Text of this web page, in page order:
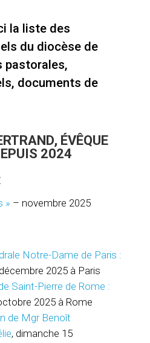
la liste des
du diocèse de
pastorales,
documents de
ÉVÊQUE
2024
» – novembre 2025
Notre-Dame de Paris :
2025 à Paris
Saint-Pierre de Rome :
2025 à Rome
de Mgr Benoît
, dimanche 15